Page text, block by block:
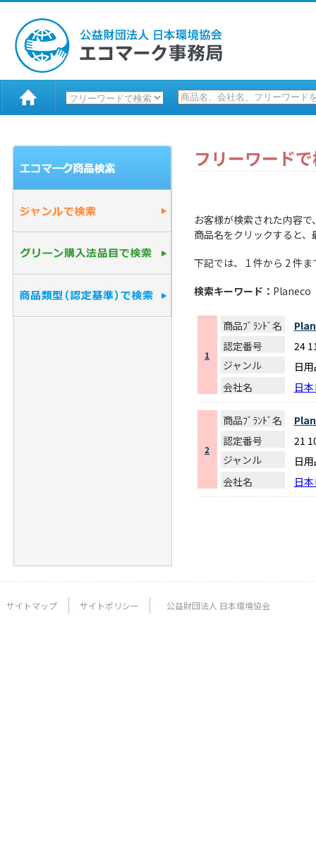
フリーワード
お客様が検索された内容で
商品名をクリックすると
下記では、 1 件から 2 件
検索キーワード： Planeco
1
商品ﾌﾞﾗﾝﾄﾞ名
認定番号
24
ジャンル
日
会社名
日
2
商品ﾌﾞﾗﾝﾄﾞ名
認定番号
21
ジャンル
日
会社名
日
サイトマップ サイトポリシー 公益財団法人 日本環境協会